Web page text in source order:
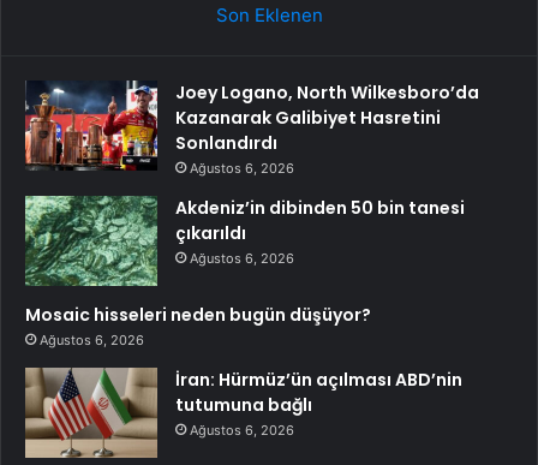
Son Eklenen
Joey Logano, North Wilkesboro’da
Kazanarak Galibiyet Hasretini
Sonlandırdı
Ağustos 6, 2026
Akdeniz’in dibinden 50 bin tanesi
çıkarıldı
Ağustos 6, 2026
Mosaic hisseleri neden bugün düşüyor?
Ağustos 6, 2026
İran: Hürmüz’ün açılması ABD’nin
tutumuna bağlı
Ağustos 6, 2026